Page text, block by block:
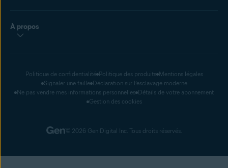
À propos
Politique de confidentialité Politique des produits Mentions légales
Signaler une faille Déclaration sur l’esclavage moderne
Ne pas vendre mes informations personnelles Détails de votre abonnement
Gestion des cookies
© 2026 Gen Digital Inc. Tous droits réservés.